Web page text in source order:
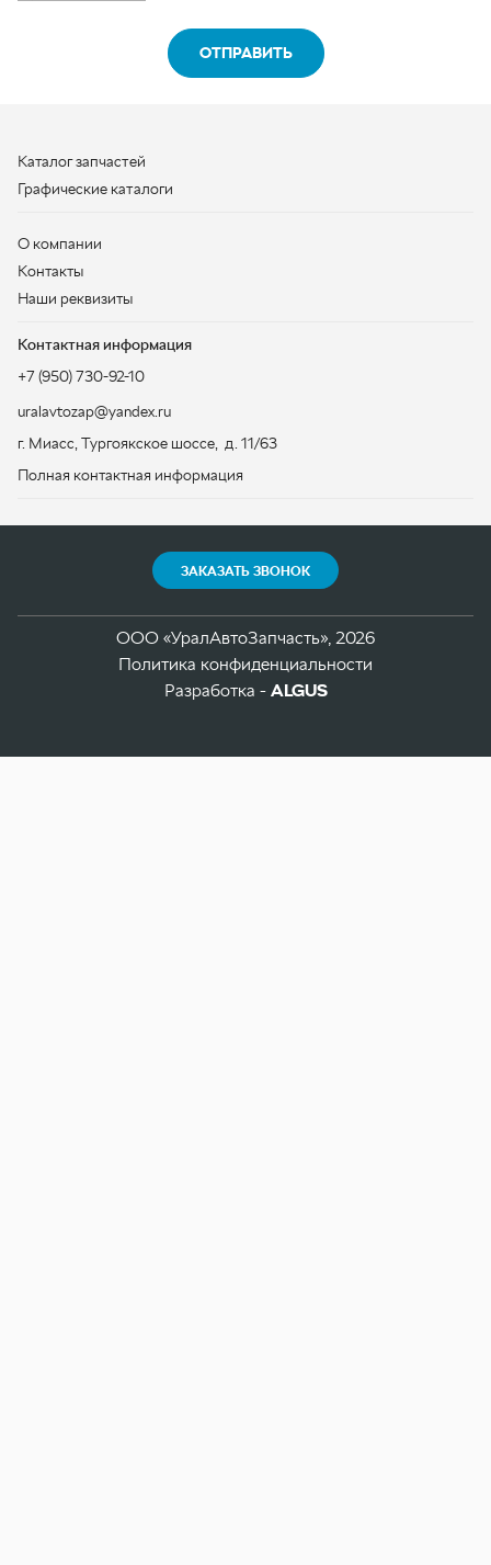
Контактная информация
+7 (950) 730-92-10
uralavtozap@yandex.ru
г. Миасс, Тургоякское шоссе, д. 11/63
Полная контактная информация
Политика конфиденциальности